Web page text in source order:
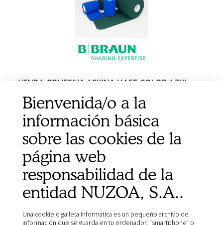
VENDA COHESIVA ASKINA HAFT COLOR AZUL
Bienvenida/o a la
información básica
sobre las cookies de la
página web
responsabilidad de la
entidad NUZOA, S.A..
Una cookie o galleta informática es un pequeño archivo de
información que se guarda en tu ordenador, “smartphone” o